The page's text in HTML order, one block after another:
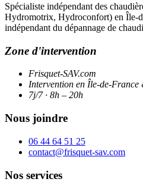
Spécialiste indépendant des
Hydromotrix, Hydroconfort) en Île-
indépendant du dépannage de
Zone d'intervention
Frisquet-SAV.com
Intervention en Île-de-France
7j/7 · 8h – 20h
Nous joindre
06 44 64 51 25
contact@frisquet-sav.com
Nos services